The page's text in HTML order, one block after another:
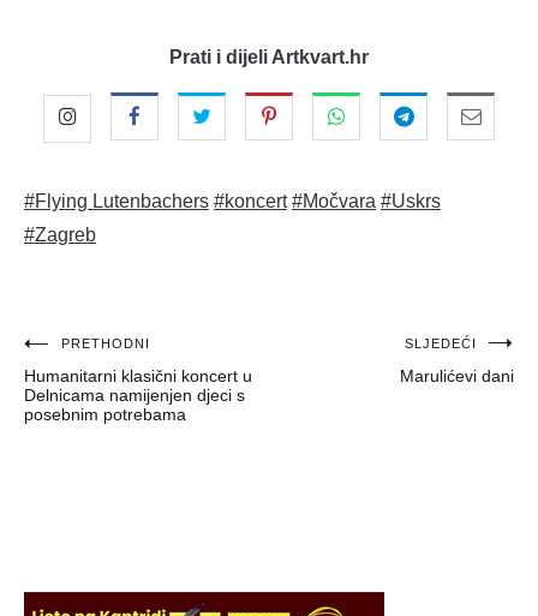
Prati i dijeli Artkvart.hr
#Flying Lutenbachers #koncert #Močvara #Uskrs
#Zagreb
Navigacija
objava
PRETHODNI
Humanitarni klasični koncert u
Delnicama namijenjen djeci s
posebnim potrebama
SLJEDEĆI
Marulićevi dani